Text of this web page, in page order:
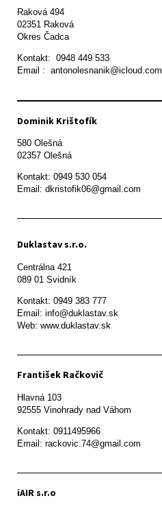
Raková 494
02351 Raková
Okres Čadca
Kontakt:  0948 449 533
Email :  antonolesnanik@icloud.com
Dominik Krištofík
580 Olešná
Kontakt: 0949 530 054
Email: dkristofik06@gmail.com
Duklastav s.r.o.
Centrálna 421
089 01 Svidník
Kontakt: 0949 383 777
Email: info@duklastav.sk
Web: www.duklastav.sk
František Račkovič
Hlavná 103
92555 Vinohrady nad Váhom
Kontakt: 0911495966
Email: rackovic.74@gmail.com
iAIR s.r.o